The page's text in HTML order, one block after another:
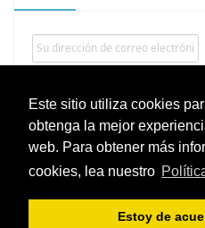
Este sitio utiliza cookies
obtenga la mejor
web. Para obtener más
cookies, lea nuestro
Estoy de
Recordarme
¿Recuperar?